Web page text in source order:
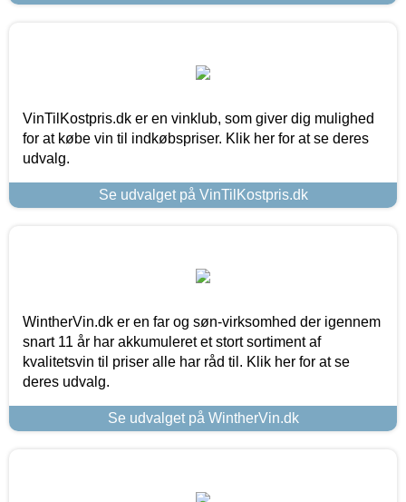
VinTilKostpris.dk er en vinklub, som giver dig mulighed
for at købe vin til indkøbspriser. Klik her for at se deres
udvalg.
Se udvalget på VinTilKostpris.dk
WintherVin.dk er en far og søn-virksomhed der igennem
snart 11 år har akkumuleret et stort sortiment af
kvalitetsvin til priser alle har råd til. Klik her for at se
deres udvalg.
Se udvalget på WintherVin.dk